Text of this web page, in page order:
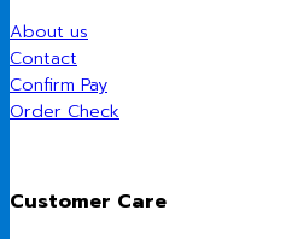
About us
Contact
Confirm Pay
Order Check
Customer Care